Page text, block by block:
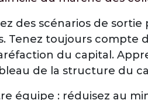
des scénarios de
Tenez toujours
du capital.
de la structure du
équipe : réduisez au